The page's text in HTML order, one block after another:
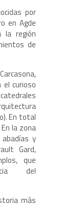
por
en Agde
región
de
curioso
En total
la zona
y
Gard,
que
del
más